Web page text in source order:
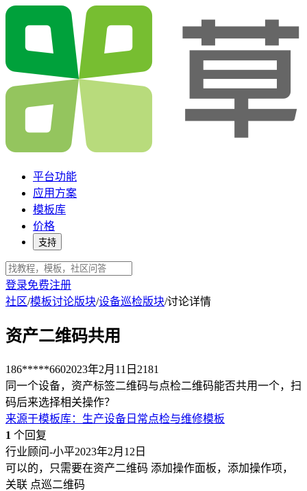
平台功能
应用方案
模板库
价格
支持
登录免费注册
社区/模板讨论版块/设备巡检版块/讨论详情
资产二维码共用
186*****6602023年2月11日 2181
同一个设备，资产标签二维码与点检二维码能否共用一个，扫
码后来选择相关操作？
来源于模板库： 生产设备日常点检与维修模板
1 个回复
行业顾问-小平2023年2月12日
可以的，只需要在资产二维码 添加操作面板，添加操作项，
关联 点巡二维码